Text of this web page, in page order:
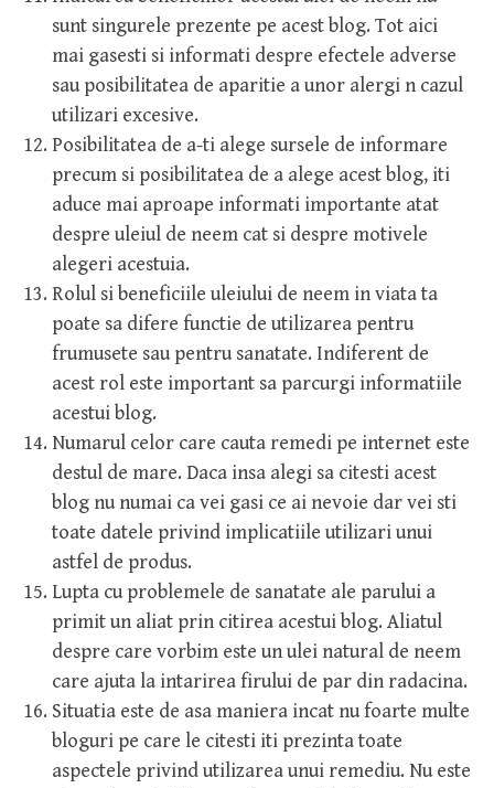
sunt singurele prezente pe acest blog. Tot aici
mai gasesti si informati despre efectele adverse
sau posibilitatea de aparitie a unor alergi n cazul
utilizari excesive.
Posibilitatea de a-ti alege sursele de informare
precum si posibilitatea de a alege acest blog, iti
aduce mai aproape informati importante atat
despre uleiul de neem cat si despre motivele
alegeri acestuia.
Rolul si beneficiile uleiului de neem in viata ta
poate sa difere functie de utilizarea pentru
frumusete sau pentru sanatate. Indiferent de
acest rol este important sa parcurgi informatiile
acestui blog.
Numarul celor care cauta remedi pe internet este
destul de mare. Daca insa alegi sa citesti acest
blog nu numai ca vei gasi ce ai nevoie dar vei sti
toate datele privind implicatiile utilizari unui
astfel de produs.
Lupta cu problemele de sanatate ale parului a
primit un aliat prin citirea acestui blog. Aliatul
despre care vorbim este un ulei natural de neem
care ajuta la intarirea firului de par din radacina.
Situatia este de asa maniera incat nu foarte multe
bloguri pe care le citesti iti prezinta toate
aspectele privind utilizarea unui remediu. Nu este